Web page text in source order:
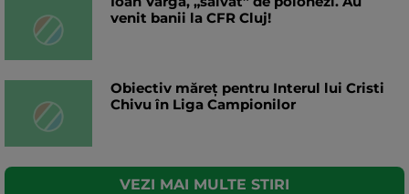
venit banii la CFR Cluj!
Obiectiv măreț pentru Interul lui Cristi
Chivu în Liga Campionilor
VEZI MAI MULTE STIRI